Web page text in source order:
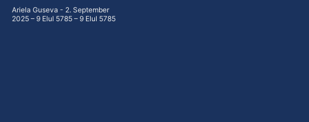
Ariela Guseva
2. September
2025 – 9 Elul 5785 – 9 Elul 5785